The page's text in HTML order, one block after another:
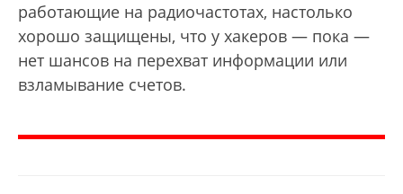
работающие на радиочастотах, настолько
хорошо защищены, что у хакеров — пока —
нет шансов на перехват информации или
взламывание счетов.